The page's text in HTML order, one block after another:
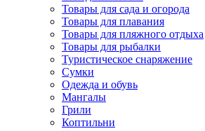
Товары для сада и огорода
Товары для плавания
Товары для пляжного отдыха
Товары для рыбалки
Туристическое снаряжение
Сумки
Одежда и обувь
Мангалы
Грили
Коптильни